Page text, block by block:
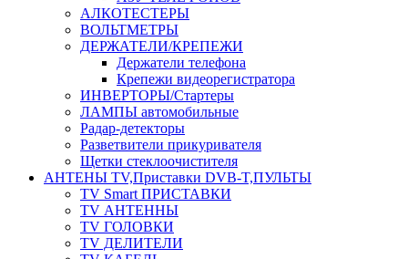
АЛКОТЕСТЕРЫ
ВОЛЬТМЕТРЫ
ДЕРЖАТЕЛИ/КРЕПЕЖИ
Держатели телефона
Крепежи видеорегистратора
ИНВЕРТОРЫ/Стартеры
ЛАМПЫ автомобильные
Радар-детекторы
Разветвители прикуривателя
Щетки стеклоочистителя
АНТЕНЫ ТV,Приставки DVB-T,ПУЛЬТЫ
TV Smart ПРИСТАВКИ
TV АНТЕННЫ
TV ГОЛОВКИ
TV ДЕЛИТЕЛИ